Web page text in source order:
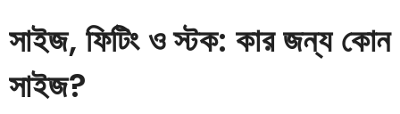
সাইজ, ফিটিং ও স্টক: কার জন্য কোন
সাইজ?